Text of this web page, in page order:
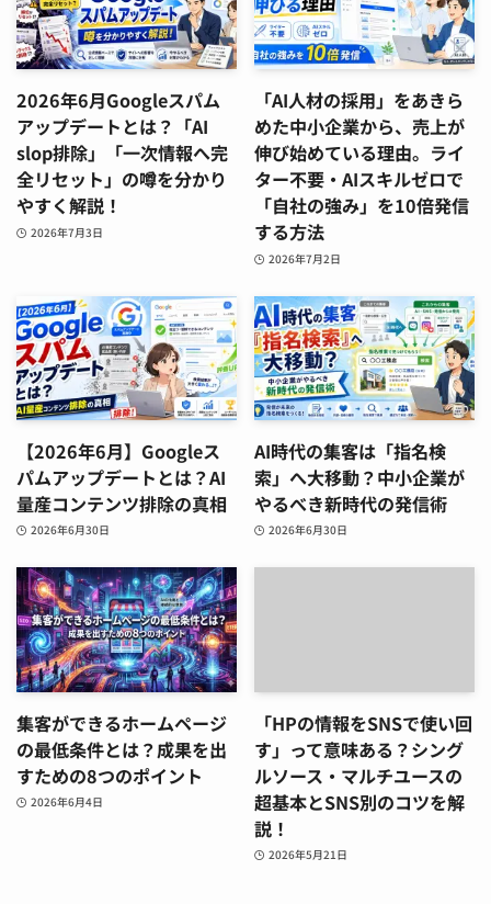
2026年6月Googleスパム
アップデートとは？「AI
slop排除」「一次情報へ完
全リセット」の噂を分かり
やすく解説！
2026年7月3日
「AI人材の採用」をあきら
めた中小企業から、売上が
伸び始めている理由。ライ
ター不要・AIスキルゼロで
「自社の強み」を10倍発信
する方法
2026年7月2日
【2026年6月】Googleス
パムアップデートとは？AI
量産コンテンツ排除の真相
2026年6月30日
AI時代の集客は「指名検
索」へ大移動？中小企業が
やるべき新時代の発信術
2026年6月30日
集客ができるホームページ
の最低条件とは？成果を出
すための8つのポイント
2026年6月4日
「HPの情報をSNSで使い回
す」って意味ある？シング
ルソース・マルチユースの
超基本とSNS別のコツを解
説！
2026年5月21日